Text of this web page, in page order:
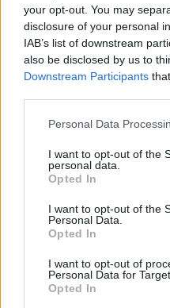
your opt-out. You may
disclosure of your personal
IAB’s list of downstream
also be disclosed by us to
Downstream Participants
Please note that this
not limited to your visit or
grant or deny consent to
use your data for below
consent section.
Personal Data
I want to opt-out of the
personal data.
Opted In
I want to opt-out of the
Personal Data.
Opted In
I want to opt-out of
Personal Data for
Opted In
Kαθαρίζεις τα
μαντηλάκια; Οι
Ζώδια σήμερα (9/8):
μέλλον - Τι
σου - Συμβαίνει
καταλαβαίνουμε